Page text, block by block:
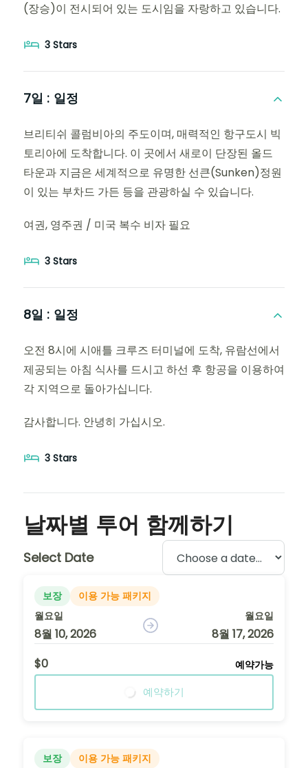
(장승)이 전시되어 있는 도시임을 자랑하고 있습니다.
3 Stars
7일 : 일정
브리티쉬 콜럼비아의 주도이며, 매력적인 항구도시 빅
토리아에 도착합니다. 이 곳에서 새로이 단장된 올드
타운과 지금은 세계적으로 유명한 선큰(Sunken)정원
이 있는 부차드 가든 등을 관광하실 수 있습니다.
여권, 영주권 / 미국 복수 비자 필요
3 Stars
8일 : 일정
오전 8시에 시애틀 크루즈 터미널에 도착, 유람선에서
제공되는 아침 식사를 드시고 하선 후 항공을 이용하여
각 지역으로 돌아가십니다.
감사합니다. 안녕히 가십시오.
3 Stars
날짜별 투어 함께하기
Select Date
보장
이용 가능 패키지
월요일
8월 10, 2026
월요일
8월 17, 2026
$0
예약가능
예약하기
보장
이용 가능 패키지